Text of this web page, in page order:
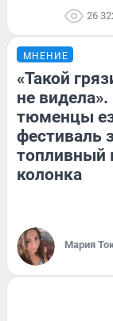
26
МНЕНИЕ
«Такой
не
тюменцы
фестиваль
топливный
колонка
Мария